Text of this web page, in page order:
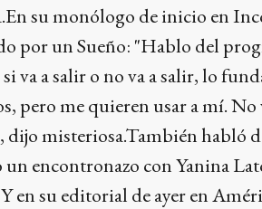
su monólogo de inicio en
por un Sueño: "Hablo del
va a salir o no va a salir, lo
pero me quieren usar a mí. No
dijo misteriosa.También habló
un encontronazo con Yanina
en su editorial de ayer en